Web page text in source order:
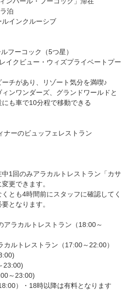
泊
ルインクルーシブ
フーコック（5つ星）
イクビュー・ウィズプライベートプー
チがあり、リゾート気分を満喫♪
ンワンダーズ、グランドワールドと
も車で10分程で移動できる
ナーのビュッフェレストラン
1回のみアラカルトレストラン「カサ
更できます。
とも4時間前にスタッフに確認してく
となります。
アラカルトレストラン（18:00～
カルトレストラン（17:00～22:00）
23:00)
～23:00)
）・18時以降は有料となります